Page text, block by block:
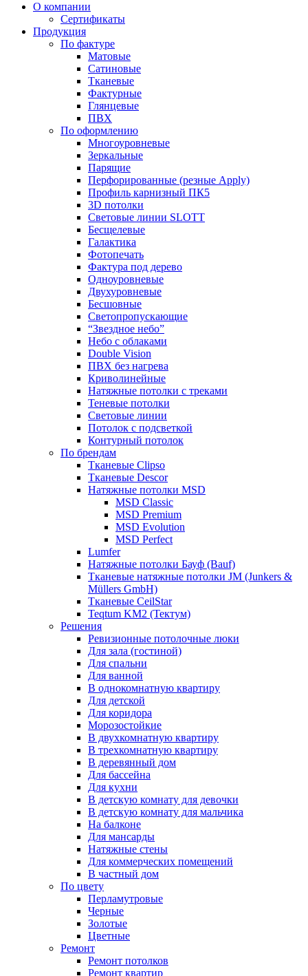
О компании
Сертификаты
Продукция
По фактуре
Матовые
Сатиновые
Тканевые
Фактурные
Глянцевые
ПВХ
По оформлению
Многоуровневые
Зеркальные
Парящие
Перфорированные (резные Apply)
Профиль карнизный ПК5
3D потолки
Световые линии SLOTT
Бесщелевые
Галактика
Фотопечать
Фактура под дерево
Одноуровневые
Двухуровневые
Бесшовные
Светопропускающие
“Звездное небо”
Небо с облаками
Double Vision
ПВХ без нагрева
Криволинейные
Натяжные потолки с треками
Теневые потолки
Световые линии
Потолок с подсветкой
Контурный потолок
По брендам
Тканевые Clipso
Тканевые Descor
Натяжные потолки MSD
MSD Сlassic
MSD Premium
MSD Evolution
MSD Perfect
Lumfer
Натяжные потолки Бауф (Bauf)
Тканевые натяжные потолки JM (Junkers &
Müllers GmbH)
Тканевые CeilStar
Teqtum KM2 (Тектум)
Решения
Ревизионные потолочные люки
Для зала (гостиной)
Для спальни
Для ванной
В однокомнатную квартиру
Для детской
Для коридора
Морозостойкие
В двухкомнатную квартиру
В трехкомнатную квартиру
В деревянный дом
Для бассейна
Для кухни
В детскую комнату для девочки
В детскую комнату для мальчика
На балконе
Для мансарды
Натяжные стены
Для коммерческих помещений
В частный дом
По цвету
Перламутровые
Черные
Золотые
Цветные
Ремонт
Ремонт потолков
Ремонт квартир